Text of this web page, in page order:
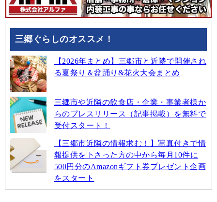
三郷ぐらしのオススメ！
【2026年まとめ】三郷市と近隣で開催され
る夏祭り＆盆踊り&花火大会まとめ
三郷市や近隣の飲食店・企業・事業者様か
らのプレスリリース（記事掲載）を無料で
受付スタート！
【三郷市近隣の情報求む！】写真付きで情
報提供を下さった方の中から毎月10件に
500円分のAmazonギフト券プレゼント企画
をスタート